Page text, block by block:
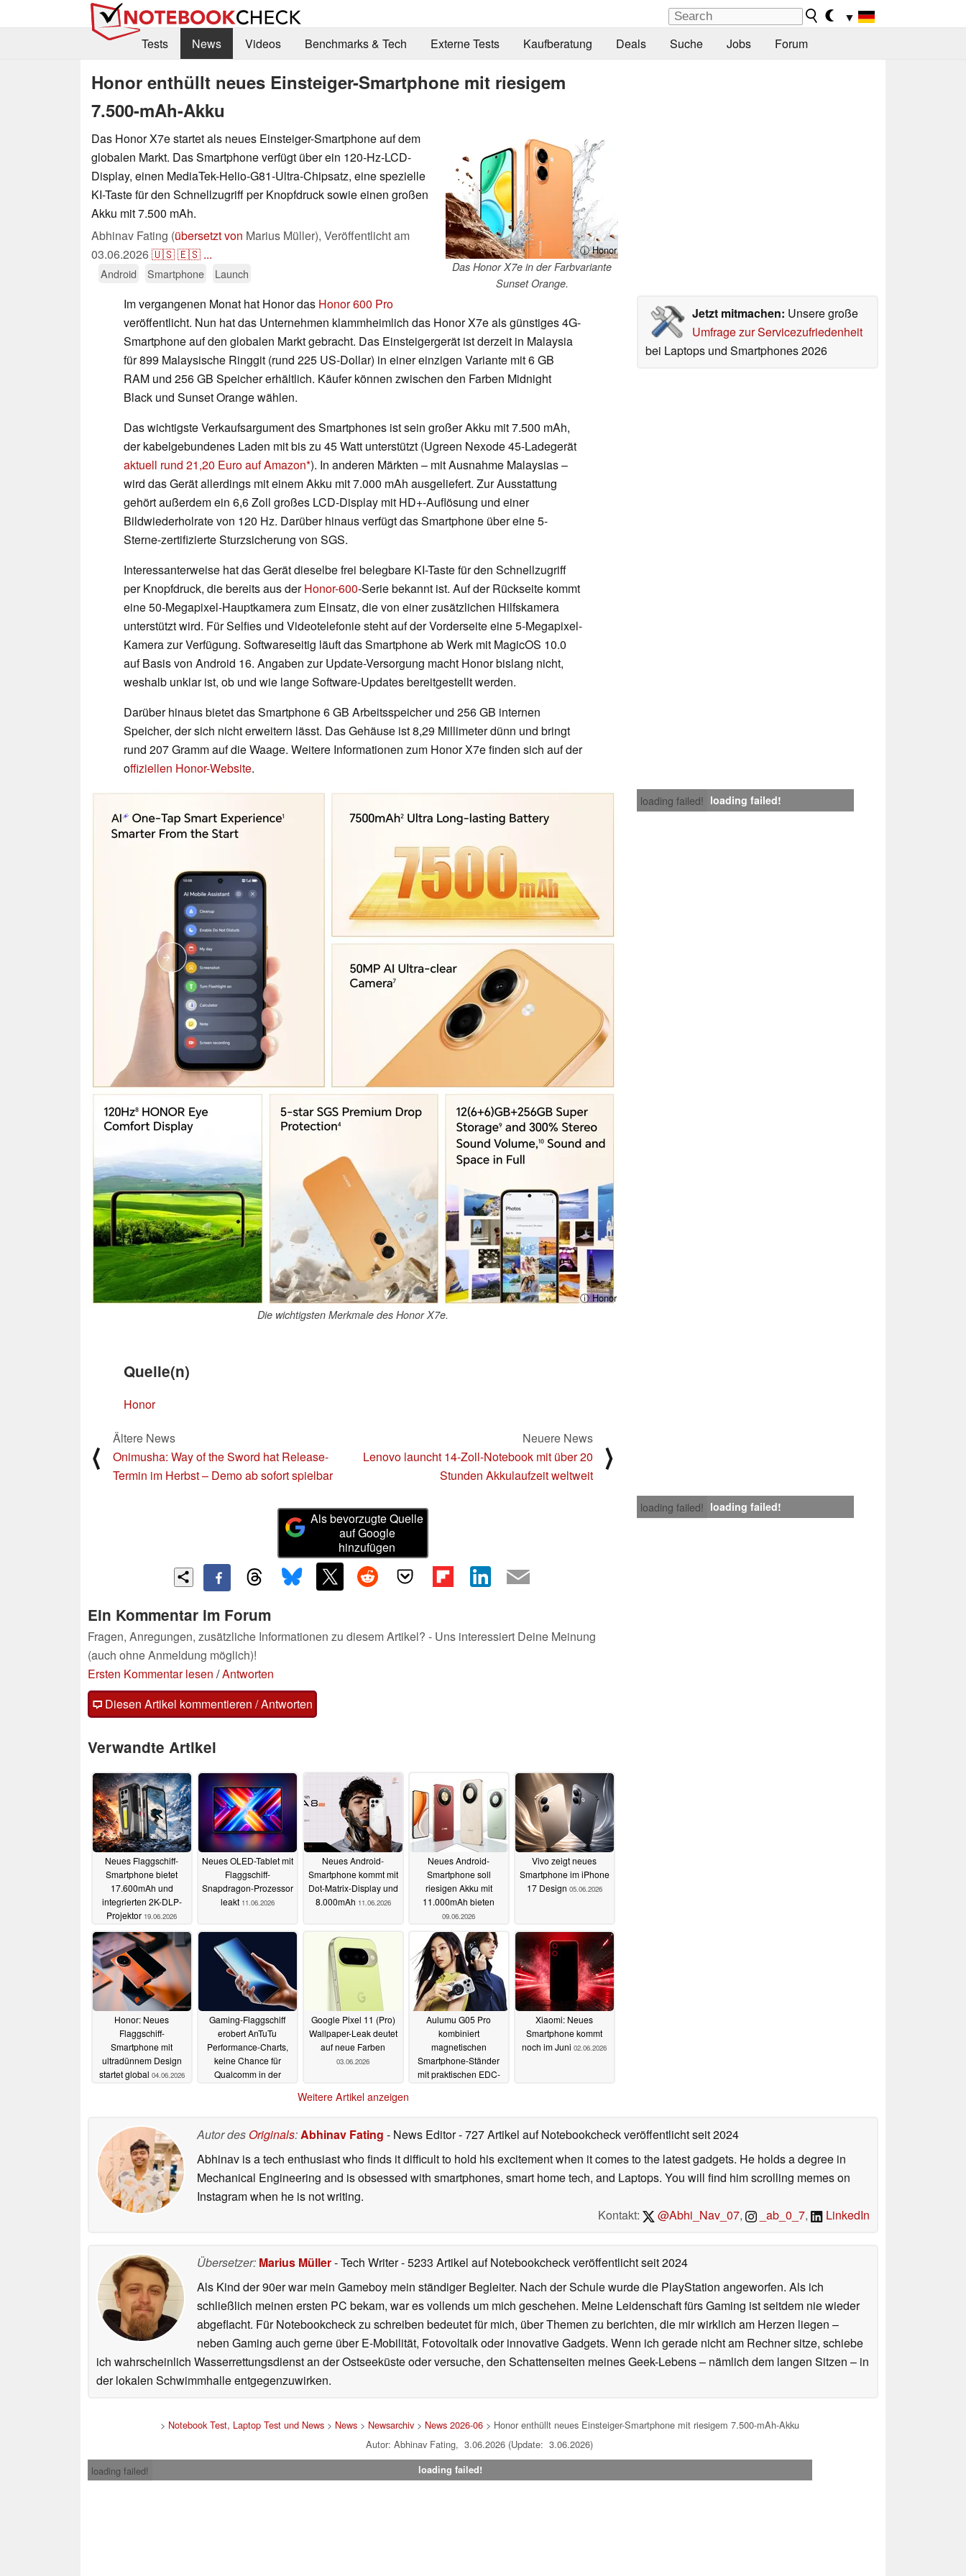
▼
Tests
News Videos Benchmarks & Tech Externe Tests Kaufberatung Deals Suche Jobs Forum
Honor enthüllt neues Einsteiger-Smartphone mit riesigem
7.500-mAh-Akku
ⓘ Honor
Das Honor X7e in der Farbvariante
Sunset Orange.
Das Honor X7e startet als neues Einsteiger-Smartphone auf dem
globalen Markt. Das Smartphone verfügt über ein 120-Hz-LCD-
Display, einen MediaTek-Helio-G81-Ultra-Chipsatz, eine spezielle
KI-Taste für den Schnellzugriff per Knopfdruck sowie einen großen
Akku mit 7.500 mAh.
Abhinav Fating (übersetzt von Marius Müller), Veröffentlicht am
03.06.2026🇺🇸🇪🇸 ...
Android Smartphone Launch
Jetzt mitmachen: Unsere große
Umfrage zur Servicezufriedenheit
bei Laptops und Smartphones 2026
Im vergangenen Monat hat Honor das Honor 600 Pro
veröffentlicht. Nun hat das Unternehmen klammheimlich das Honor X7e als günstiges 4G-
Smartphone auf den globalen Markt gebracht. Das Einsteigergerät ist derzeit in Malaysia
für 899 Malaysische Ringgit (rund 225 US-Dollar) in einer einzigen Variante mit 6 GB
RAM und 256 GB Speicher erhältlich. Käufer können zwischen den Farben Midnight
Black und Sunset Orange wählen.
Das wichtigste Verkaufsargument des Smartphones ist sein großer Akku mit 7.500 mAh,
der kabelgebundenes Laden mit bis zu 45 Watt unterstützt (Ugreen Nexode 45-Ladegerät
aktuell rund 21,20 Euro auf Amazon ). In anderen Märkten – mit Ausnahme Malaysias –
wird das Gerät allerdings mit einem Akku mit 7.000 mAh ausgeliefert. Zur Ausstattung
gehört außerdem ein 6,6 Zoll großes LCD-Display mit HD+-Auflösung und einer
Bildwiederholrate von 120 Hz. Darüber hinaus verfügt das Smartphone über eine 5-
Sterne-zertifizierte Sturzsicherung von SGS.
Interessanterweise hat das Gerät dieselbe frei belegbare KI-Taste für den Schnellzugriff
per Knopfdruck, die bereits aus derHonor-600-Serie bekannt ist. Auf der Rückseite kommt
eine 50-Megapixel-Hauptkamera zum Einsatz, die von einer zusätzlichen Hilfskamera
unterstützt wird. Für Selfies und Videotelefonie steht auf der Vorderseite eine 5-Megapixel-
Kamera zur Verfügung. Softwareseitig läuft das Smartphone ab Werk mit MagicOS 10.0
auf Basis von Android 16. Angaben zur Update-Versorgung macht Honor bislang nicht,
weshalb unklar ist, ob und wie lange Software-Updates bereitgestellt werden.
Darüber hinaus bietet das Smartphone 6 GB Arbeitsspeicher und 256 GB internen
Speicher, der sich nicht erweitern lässt. Das Gehäuse ist 8,29 Millimeter dünn und bringt
rund 207 Gramm auf die Waage. Weitere Informationen zum Honor X7e finden sich auf der
offiziellen Honor-Website.
loading failed! loading failed!
ⓘ Honor
Die wichtigsten Merkmale des Honor X7e.
Quelle(n)
Honor
⟨
Ältere News
Onimusha: Way of the Sword hat Release-
Termin im Herbst – Demo ab sofort spielbar
Neuere News
Lenovo launcht 14-Zoll-Notebook mit über 20
Stunden Akkulaufzeit weltweit
⟩
loading failed! loading failed!
Als bevorzugte Quelle
auf Google
hinzufügen
Ein Kommentar im Forum
Fragen, Anregungen, zusätzliche Informationen zu diesem Artikel? - Uns interessiert Deine Meinung
(auch ohne Anmeldung möglich)!
Ersten Kommentar lesen /Antworten
Diesen Artikel kommentieren / Antworten
Verwandte Artikel
Neues Flaggschiff-
Smartphone bietet
17.600mAh und
integrierten 2K-DLP-
Projektor 19.06.2026
Neues OLED-Tablet mit
Flaggschiff-
Snapdragon-Prozessor
leakt 11.06.2026
Neues Android-
Smartphone kommt mit
Dot-Matrix-Display und
8.000mAh 11.06.2026
Neues Android-
Smartphone soll
riesigen Akku mit
11.000mAh bieten
09.06.2026
Vivo zeigt neues
Smartphone im iPhone
17 Design 05.06.2026
Honor: Neues
Flaggschiff-
Smartphone mit
ultradünnem Design
startet global 04.06.2026
Gaming-Flaggschiff
erobert AnTuTu
Performance-Charts,
keine Chance für
Qualcomm in der
Google Pixel 11 (Pro)
Wallpaper-Leak deutet
auf neue Farben
03.06.2026
Aulumu G05 Pro
kombiniert
magnetischen
Smartphone-Ständer
mit praktischen EDC-
Xiaomi: Neues
Smartphone kommt
noch im Juni 02.06.2026
Weitere Artikel anzeigen
Autor des Originals:Abhinav Fating - News Editor- 727 Artikel auf Notebookcheck veröffentlichtseit 2024
Abhinav is a tech enthusiast who finds it difficult to hold his excitement when it comes to the latest gadgets. He holds a degree in
Mechanical Engineering and is obsessed with smartphones, smart home tech, and Laptops. You will find him scrolling memes on
Instagram when he is not writing.
Kontakt:
@Abhi_Nav_07, _ab_0_7, LinkedIn
Übersetzer: Marius Müller- Tech Writer- 5233 Artikel auf Notebookcheck veröffentlichtseit 2024
Als Kind der 90er war mein Gameboy mein ständiger Begleiter. Nach der Schule wurde die PlayStation angeworfen. Als ich
schließlich meinen ersten PC bekam, war es vollends um mich geschehen. Meine Leidenschaft fürs Gaming ist seitdem nie wieder
abgeflacht. Für Notebookcheck zu schreiben bedeutet für mich, über Themen zu berichten, die mir wirklich am Herzen liegen –
neben Gaming auch gerne über E-Mobilität, Fotovoltaik oder innovative Gadgets. Wenn ich gerade nicht am Rechner sitze, schiebe
ich wahrscheinlich Wasserrettungsdienst an der Ostseeküste oder versuche, den Schattenseiten meines Geek-Lebens – nämlich dem langen Sitzen – in
der lokalen Schwimmhalle entgegenzuwirken.
> Notebook Test, Laptop Test und News> News> Newsarchiv> News 2026-06> Honor enthüllt neues Einsteiger-Smartphone mit riesigem 7.500-mAh-Akku
Autor: Abhinav Fating, 3.06.2026 (Update: 3.06.2026)
loading failed!
loading failed!